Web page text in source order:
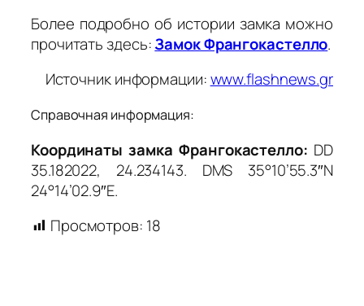
Более подробно об истории замка можно
прочитать здесь:Замок Франгокастелло.
Источник информации:www.flashnews.gr
Справочная информация:
Координаты замка Франгокастелло: DD
35.182022, 24.234143. DMS 35°10’55.3″N
24°14’02.9″E.
Просмотров: 18